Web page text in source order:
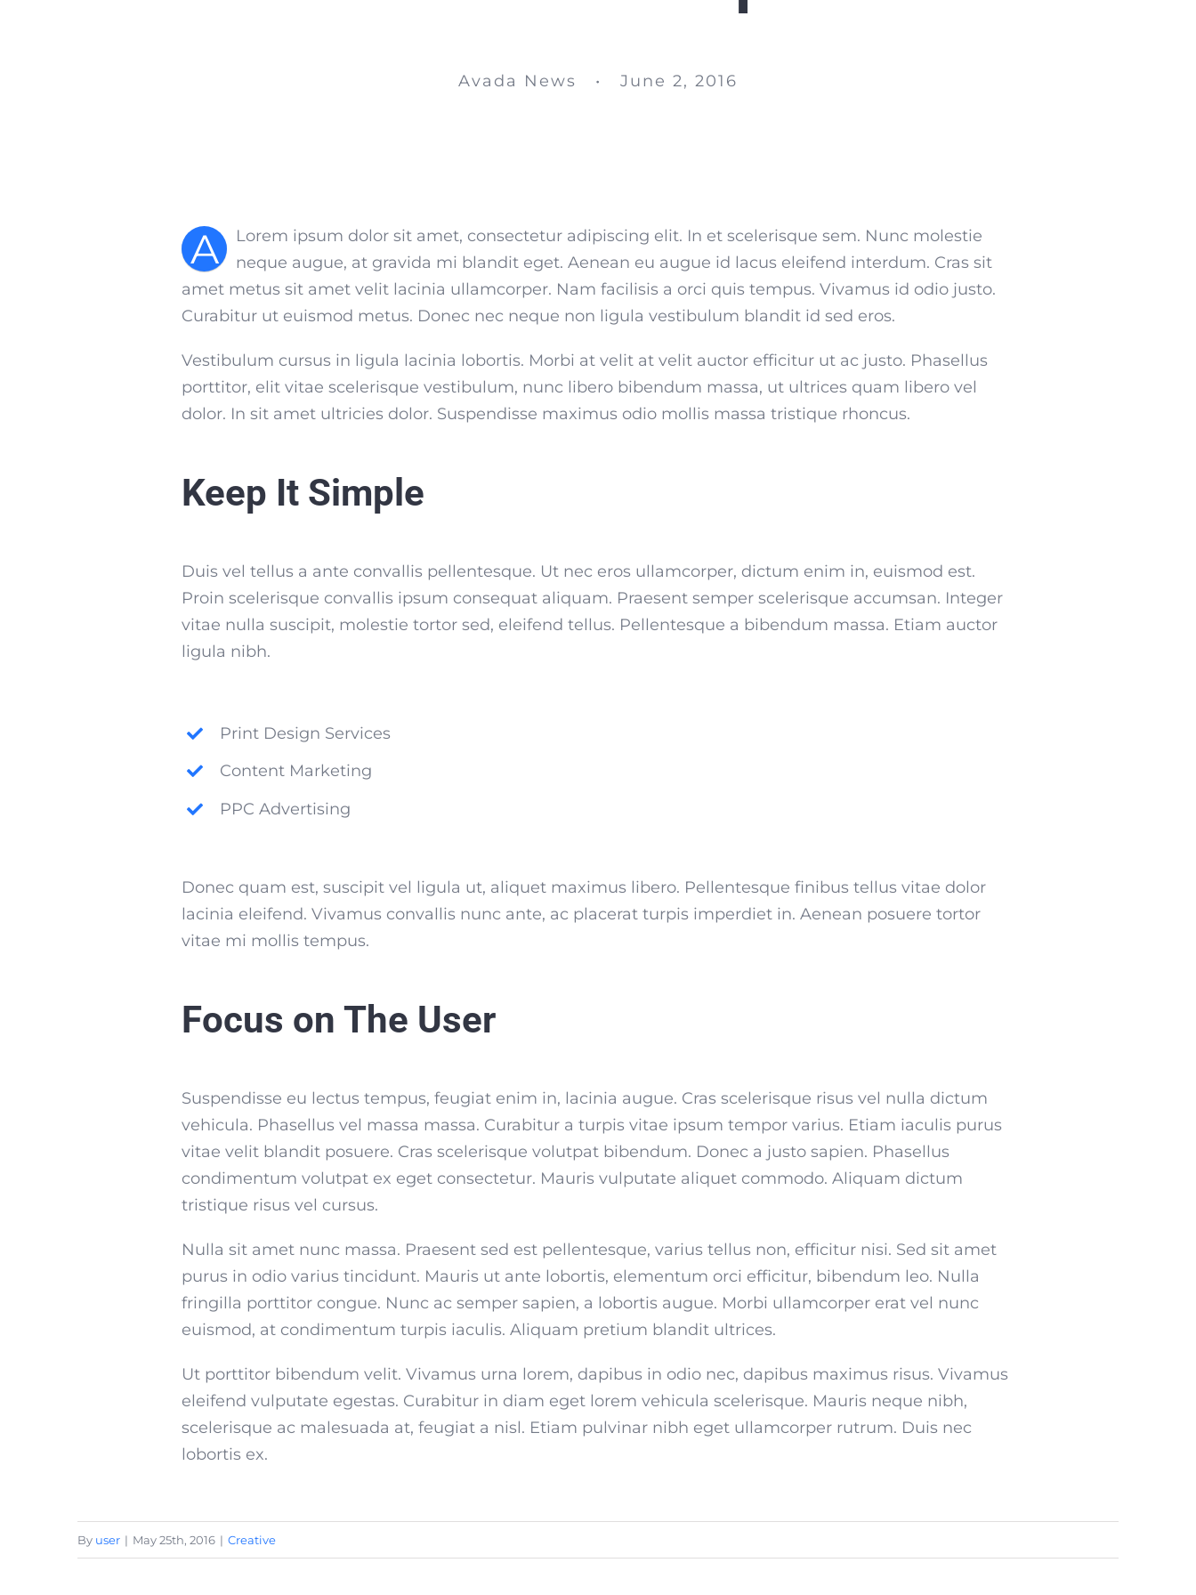
Avada News • June 2, 2016
A
Lorem ipsum dolor sit amet, consectetur adipiscing elit. In et scelerisque sem. Nunc molestie
neque augue, at gravida mi blandit eget. Aenean eu augue id lacus eleifend interdum. Cras sit
amet metus sit amet velit lacinia ullamcorper. Nam facilisis a orci quis tempus. Vivamus id odio justo.
Curabitur ut euismod metus. Donec nec neque non ligula vestibulum blandit id sed eros.
Vestibulum cursus in ligula lacinia lobortis. Morbi at velit at velit auctor efficitur ut ac justo. Phasellus
porttitor, elit vitae scelerisque vestibulum, nunc libero bibendum massa, ut ultrices quam libero vel
dolor. In sit amet ultricies dolor. Suspendisse maximus odio mollis massa tristique rhoncus.
Keep It Simple
Duis vel tellus a ante convallis pellentesque. Ut nec eros ullamcorper, dictum enim in, euismod est.
Proin scelerisque convallis ipsum consequat aliquam. Praesent semper scelerisque accumsan. Integer
vitae nulla suscipit, molestie tortor sed, eleifend tellus. Pellentesque a bibendum massa. Etiam auctor
ligula nibh.
Print Design Services
Content Marketing
PPC Advertising
Donec quam est, suscipit vel ligula ut, aliquet maximus libero. Pellentesque finibus tellus vitae dolor
lacinia eleifend. Vivamus convallis nunc ante, ac placerat turpis imperdiet in. Aenean posuere tortor
vitae mi mollis tempus.
Focus on The User
Suspendisse eu lectus tempus, feugiat enim in, lacinia augue. Cras scelerisque risus vel nulla dictum
vehicula. Phasellus vel massa massa. Curabitur a turpis vitae ipsum tempor varius. Etiam iaculis purus
vitae velit blandit posuere. Cras scelerisque volutpat bibendum. Donec a justo sapien. Phasellus
condimentum volutpat ex eget consectetur. Mauris vulputate aliquet commodo. Aliquam dictum
tristique risus vel cursus.
Nulla sit amet nunc massa. Praesent sed est pellentesque, varius tellus non, efficitur nisi. Sed sit amet
purus in odio varius tincidunt. Mauris ut ante lobortis, elementum orci efficitur, bibendum leo. Nulla
fringilla porttitor congue. Nunc ac semper sapien, a lobortis augue. Morbi ullamcorper erat vel nunc
euismod, at condimentum turpis iaculis. Aliquam pretium blandit ultrices.
Ut porttitor bibendum velit. Vivamus urna lorem, dapibus in odio nec, dapibus maximus risus. Vivamus
eleifend vulputate egestas. Curabitur in diam eget lorem vehicula scelerisque. Mauris neque nibh,
scelerisque ac malesuada at, feugiat a nisl. Etiam pulvinar nibh eget ullamcorper rutrum. Duis nec
lobortis ex.
By user | May 25th, 2016 | Creative